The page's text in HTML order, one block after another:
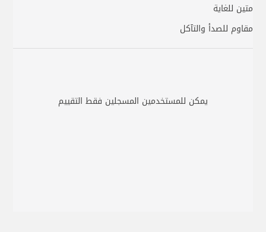
متين للغاية
مقاوم للصدأ والتآكل
يمكن للمستخدمين المسجلين فقط التقييم